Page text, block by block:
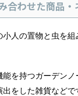
合わせた商品・
小人の置物と虫を
を持つガーデン
をした雑貨などで